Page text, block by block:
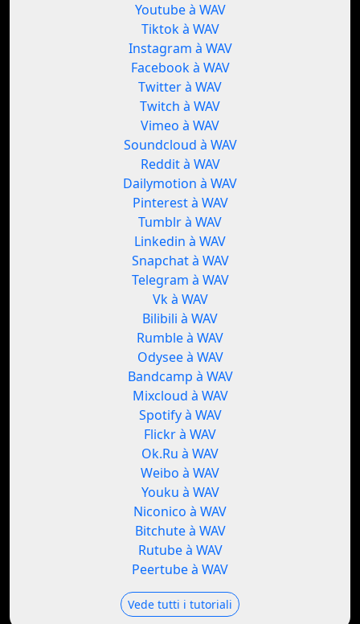
Youtube à WAV
Tiktok à WAV
Instagram à WAV
Facebook à WAV
Twitter à WAV
Twitch à WAV
Vimeo à WAV
Soundcloud à WAV
Reddit à WAV
Dailymotion à WAV
Pinterest à WAV
Tumblr à WAV
Linkedin à WAV
Snapchat à WAV
Telegram à WAV
Vk à WAV
Bilibili à WAV
Rumble à WAV
Odysee à WAV
Bandcamp à WAV
Mixcloud à WAV
Spotify à WAV
Flickr à WAV
Ok.Ru à WAV
Weibo à WAV
Youku à WAV
Niconico à WAV
Bitchute à WAV
Rutube à WAV
Peertube à WAV
Vede tutti i tutoriali